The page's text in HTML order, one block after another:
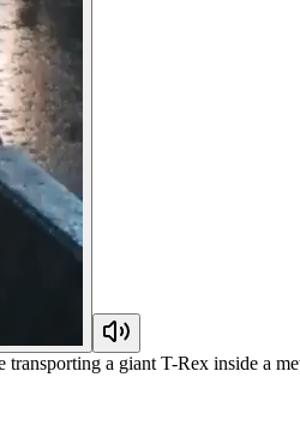
a giant T-Rex inside a